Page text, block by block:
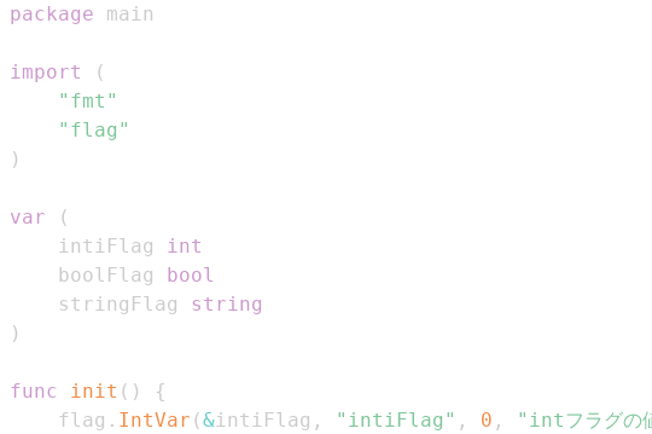
package
import
(
"fmt"
"flag"
)
var
(
	intiFlag
int
	boolFlag
bool
	stringFlag
string
)
func init ( )
{
	flag
. IntVar (&intiFlag , "intiFlag" , 0 , "intフラグの